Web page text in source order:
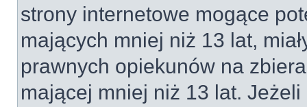
strony internetowe mogące
mających mniej niż 13 lat,
prawnych opiekunów na
mającej mniej niż 13 lat.